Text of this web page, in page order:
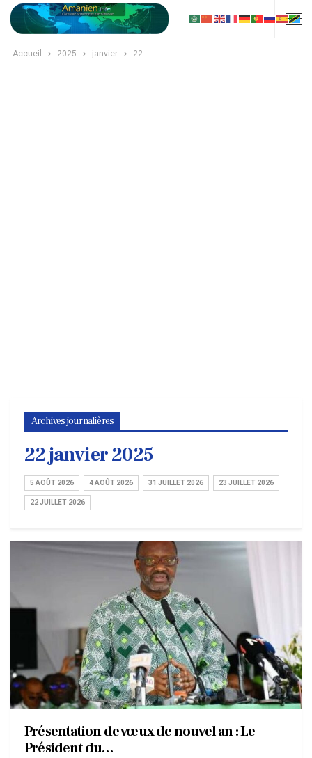
Accueil 2025 janvier 22
Archives journalières
22 janvier 2025
5 AOÛT 2026 4 AOÛT 2026 31 JUILLET 2026 23 JUILLET 2026
22 JUILLET 2026
Présentation de vœux de nouvel an : Le
Président du…